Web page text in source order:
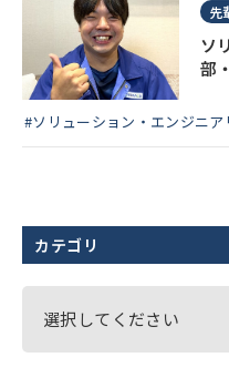
先
ソ
部
#ソリューション・エンジニア
カテゴリ
選択してください